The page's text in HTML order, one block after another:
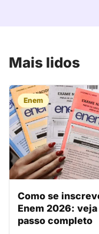
Mais lidos
Enem
Como se
Enem 2026: veja
passo completo